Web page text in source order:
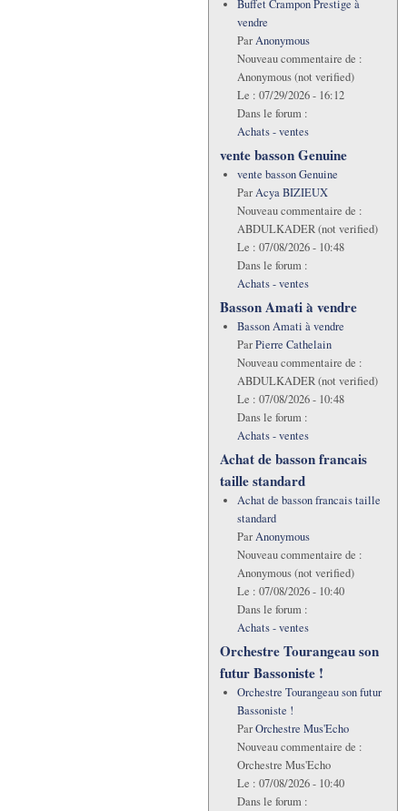
Buffet Crampon Prestige à
vendre
ParAnonymous
Nouveau commentaire de :
Anonymous (not verified)
Le : 07/29/2026 - 16:12
Dans le forum :
Achats - ventes
vente basson Genuine
vente basson Genuine
ParAcya BIZIEUX
Nouveau commentaire de :
ABDULKADER (not verified)
Le : 07/08/2026 - 10:48
Dans le forum :
Achats - ventes
Basson Amati à vendre
Basson Amati à vendre
ParPierre Cathelain
Nouveau commentaire de :
ABDULKADER (not verified)
Le : 07/08/2026 - 10:48
Dans le forum :
Achats - ventes
Achat de basson francais
taille standard
Achat de basson francais taille
standard
ParAnonymous
Nouveau commentaire de :
Anonymous (not verified)
Le : 07/08/2026 - 10:40
Dans le forum :
Achats - ventes
Orchestre Tourangeau son
futur Bassoniste !
Orchestre Tourangeau son futur
Bassoniste !
ParOrchestre Mus'Echo
Nouveau commentaire de :
Orchestre Mus'Echo
Le : 07/08/2026 - 10:40
Dans le forum :